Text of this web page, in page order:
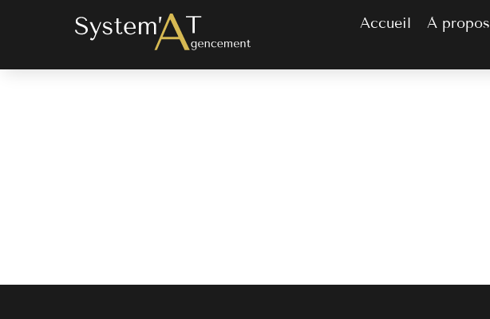
Accueil À propos